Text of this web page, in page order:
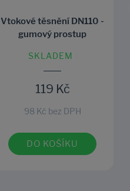
Vtokové těsnění DN110 -
gumový prostup
SKLADEM
119 Kč
98 Kč bez DPH
DO KOŠÍKU